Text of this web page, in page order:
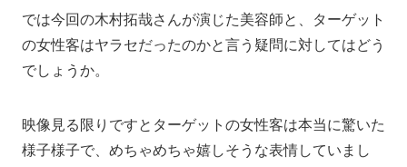
では今回の木村拓哉さんが演じた美容師と、ターゲット
の女性客はヤラセだったのかと言う疑問に対してはどう
でしょうか。
映像見る限りですとターゲットの女性客は本当に驚いた
様子様子で、めちゃめちゃ嬉しそうな表情していまし